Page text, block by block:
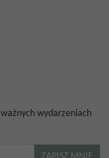
wydarzeniach